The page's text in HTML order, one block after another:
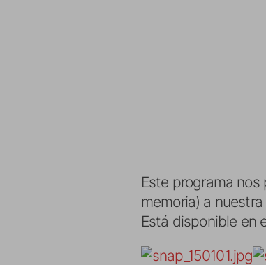
Este programa
memoria) a
Está disponible en